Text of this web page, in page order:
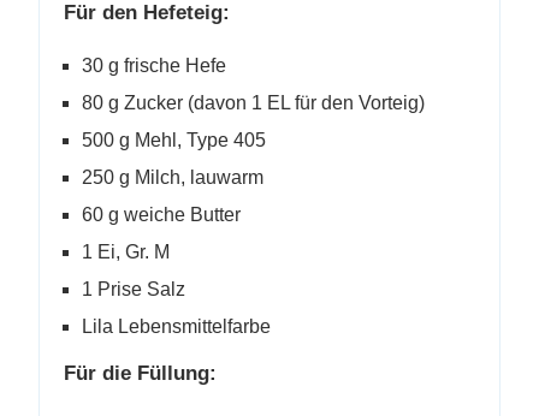
Für den Hefeteig:
30 g frische Hefe
80 g Zucker (davon 1 EL für den Vorteig)
500 g Mehl, Type 405
250 g Milch, lauwarm
60 g weiche Butter
1 Ei, Gr. M
1 Prise Salz
Lila Lebensmittelfarbe
Für die Füllung: